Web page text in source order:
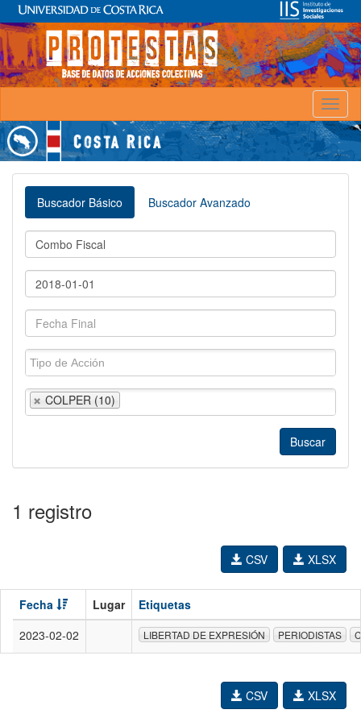
Buscador Básico Buscador Avanzado
COLPER (10)
1 registro
XLSX
CSV
Fecha Lugar
Etiquetas
2023-02-02
LIBERTAD DE EXPRESIÓN PERIODISTAS
XLSX
CSV